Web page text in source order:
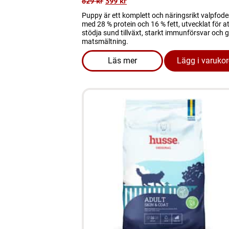
Puppy är ett komplett och näringsrikt
med 28 % protein och 16 % fett, utvecklat för
stödja sund tillväxt, starkt immunförsvar och
matsmältning.
Läs mer
om produkten FYND
Lägg i
alternativen